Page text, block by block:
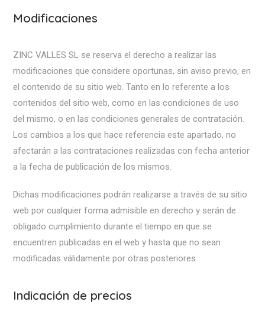
Modificaciones
ZINC VALLES SL se reserva el derecho a realizar las
modificaciones que considere oportunas, sin aviso previo, en
el contenido de su sitio web. Tanto en lo referente a los
contenidos del sitio web, como en las condiciones de uso
del mismo, o en las condiciones generales de contratación.
Los cambios a los que hace referencia este apartado, no
afectarán a las contrataciones realizadas con fecha anterior
a la fecha de publicación de los mismos.
Dichas modificaciones podrán realizarse a través de su sitio
web por cualquier forma admisible en derecho y serán de
obligado cumplimiento durante el tiempo en que se
encuentren publicadas en el web y hasta que no sean
modificadas válidamente por otras posteriores.
Indicación de precios